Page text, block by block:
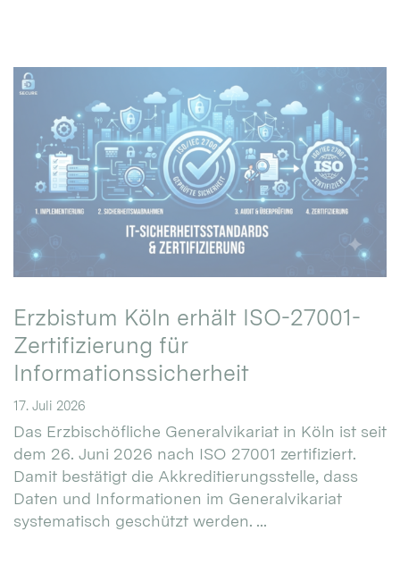
Erzbistum Köln erhält ISO-27001-
Zertifizierung für
Informationssicherheit
17. Juli 2026
Das Erzbischöfliche Generalvikariat in Köln ist seit
dem 26. Juni 2026 nach ISO 27001 zertifiziert.
Damit bestätigt die Akkreditierungsstelle, dass
Daten und Informationen im Generalvikariat
systematisch geschützt werden. ...